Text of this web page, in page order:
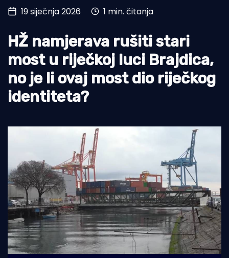
Turizam i nautika
Pomorstvo
Ribolov
Ekologija
Tradicija i kultura
19 siječnja 2026 1 min. čitanja
HŽ namjerava rušiti stari
most u riječkoj luci Brajdica,
no je li ovaj most dio riječkog
identiteta?